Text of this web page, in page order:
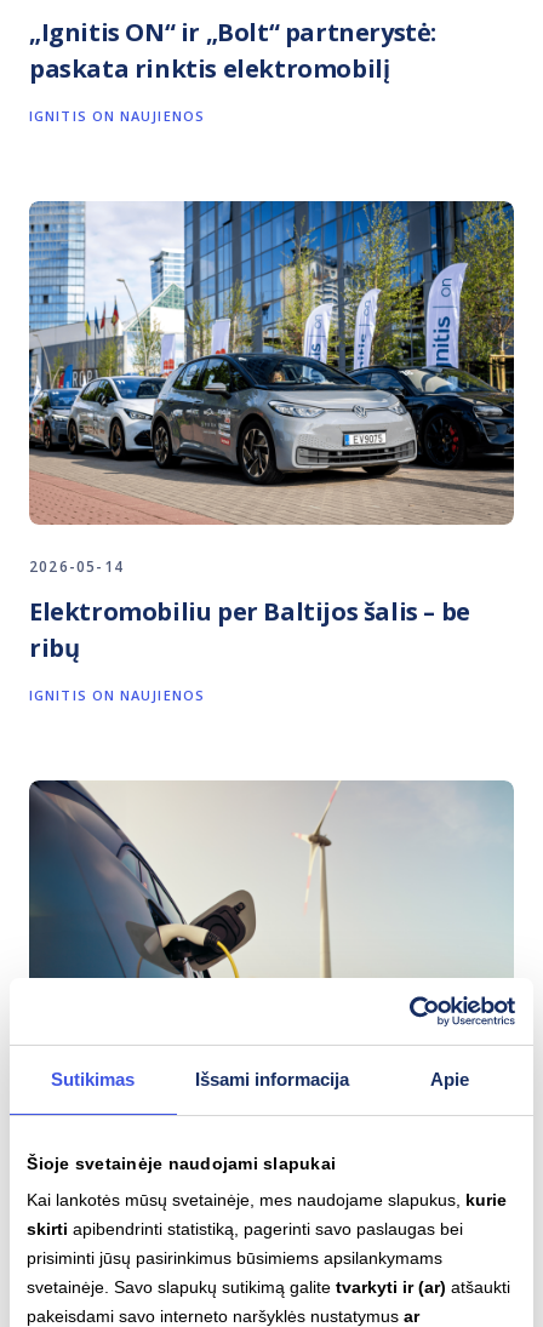
Sutikimas Išsami informacija Apie
Šioje svetainėje naudojami slapukai
Kai lankotės mūsų svetainėje, mes naudojame slapukus, kurie
skirti apibendrinti statistiką, pagerinti savo paslaugas bei
prisiminti jūsų pasirinkimus būsimiems apsilankymams
svetainėje. Savo slapukų sutikimą galitetvarkyti ir (ar) atšaukti
pakeisdami savo interneto naršyklės nustatymusar
„Ignitis ON“ ir „Bolt“ partnerystė:
paskata rinktis elektromobilį
IGNITIS ON NAUJIENOS
2026-05-14
Elektromobiliu per Baltijos šalis – be
ribų
IGNITIS ON NAUJIENOS
Važiuoti elektromobiliu – iki trijų kartų
pigiau: ar ilgai galėsime tiek sutaupyti?
IGNITIS ON NAUJIENOS